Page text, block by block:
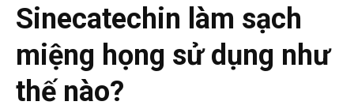
Sinecatechin làm sạch
miệng họng sử dụng như
thế nào?